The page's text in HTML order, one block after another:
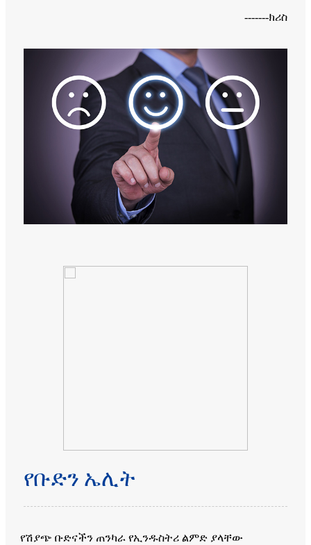
-------ክሪስ
የቡድን ኤሊት
የሽያጭ ቡድናችን ጠንካራ የኢንዱስትሪ ልምድ ያላቸው